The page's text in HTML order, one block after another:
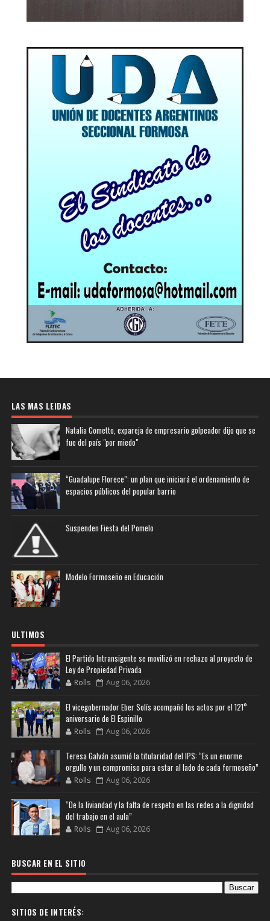
LAS MAS LEIDAS
Natalia Cometto, expareja de empresario golpeador dijo que se
fue del país "por miedo"
“Guadalupe Florece”: un plan que iniciará el ordenamiento de
espacios públicos del popular barrio
Suspenden Fiesta del Pomelo
Modelo Formoseño en Educación
ULTIMOS
El Partido Intransigente se movilizó en rechazo al proyecto de
Ley de Propiedad Privada
Rolls Aug 06, 2026
El vicegobernador Eber Solís acompañó los actos por el 121°
aniversario de El Espinillo
Rolls Aug 06, 2026
Teresa Galván asumió la titularidad del IPS: “Es un enorme
orgullo y un compromiso para estar al lado de cada formoseño”
Rolls Aug 06, 2026
“De la liviandad y la falta de respeto en las redes a la dignidad
del trabajo en el aula”
Rolls Aug 06, 2026
BUSCAR EN EL SITIO
SITIOS DE INTERÉS: